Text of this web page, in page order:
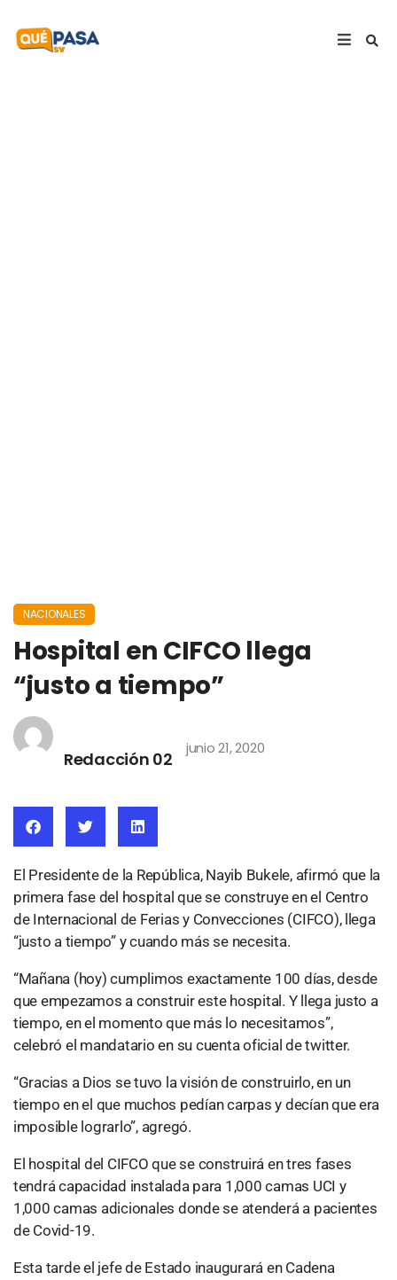
NACIONALES
Hospital en CIFCO llega
“justo a tiempo”
Redacción 02
junio 21, 2020
El Presidente de la República, Nayib Bukele, afirmó que la
primera fase del hospital que se construye en el Centro
de Internacional de Ferias y Convecciones (CIFCO), llega
“justo a tiempo” y cuando más se necesita.
“Mañana (hoy) cumplimos exactamente 100 días, desde
que empezamos a construir este hospital. Y llega justo a
tiempo, en el momento que más lo necesitamos”,
celebró el mandatario en su cuenta oficial de twitter.
“Gracias a Dios se tuvo la visión de construirlo, en un
tiempo en el que muchos pedían carpas y decían que era
imposible lograrlo”, agregó.
El hospital del CIFCO que se construirá en tres fases
tendrá capacidad instalada para 1,000 camas UCI y
1,000 camas adicionales donde se atenderá a pacientes
de Covid-19.
Esta tarde el jefe de Estado inaugurará en Cadena